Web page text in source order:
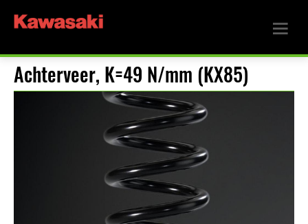
Achterveer, K=49 N/mm (KX85)